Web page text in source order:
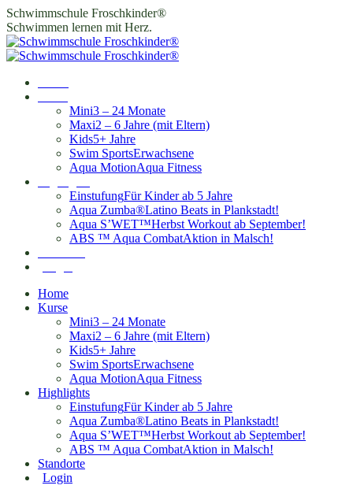
Zum
Inhalt
springen
Schwimmschule Froschkinder®
Schwimmen lernen mit Herz.
Mini3 – 24 Monate
Maxi2 – 6 Jahre (mit Eltern)
Kids5+ Jahre
Swim SportsErwachsene
Aqua MotionAqua Fitness
EinstufungFür Kinder ab 5 Jahre
Aqua Zumba®Latino Beats in Plankstadt!
Aqua S’WET™Herbst Workout ab September!
ABS ™ Aqua CombatAktion in Malsch!
Home
Kurse
Mini3 – 24 Monate
Maxi2 – 6 Jahre (mit Eltern)
Kids5+ Jahre
Swim SportsErwachsene
Aqua MotionAqua Fitness
Highlights
EinstufungFür Kinder ab 5 Jahre
Aqua Zumba®Latino Beats in Plankstadt!
Aqua S’WET™Herbst Workout ab September!
ABS ™ Aqua CombatAktion in Malsch!
Standorte
Login